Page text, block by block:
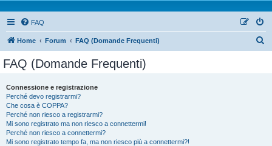
FAQ
Home Forum FAQ (Domande Frequenti)
FAQ (Domande Frequenti)
Connessione e registrazione
Perché devo registrarmi?
Che cosa è COPPA?
Perché non riesco a registrarmi?
Mi sono registrato ma non riesco a connettermi!
Perché non riesco a connettermi?
Mi sono registrato tempo fa, ma non riesco più a connettermi?!